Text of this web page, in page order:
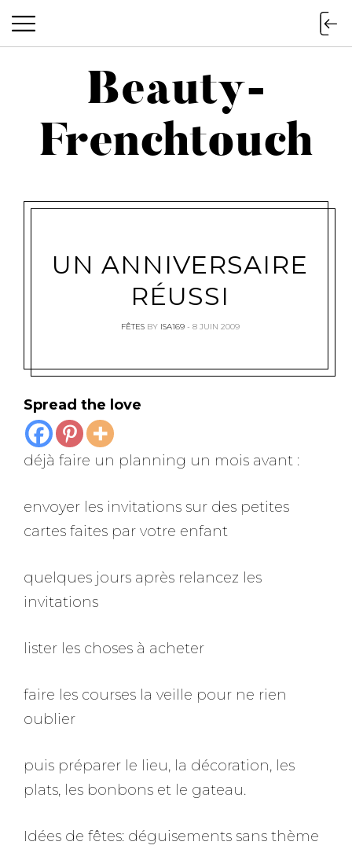
Beauty-Frenchtouch
Beauty-
Frenchtouch
UN ANNIVERSAIRE
RÉUSSI
FÊTES BY ISA169 8 JUIN 2009
Spread the love
déjà faire un planning un mois avant :
envoyer les invitations sur des petites
cartes faites par votre enfant
quelques jours après relancez les
invitations
lister les choses à acheter
faire les courses la veille pour ne rien
oublier
puis préparer le lieu, la décoration, les
plats, les bonbons et le gateau.
Idées de fêtes: déguisements sans thème